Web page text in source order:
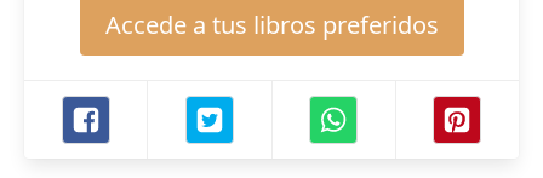
Accede a tus libros preferidos